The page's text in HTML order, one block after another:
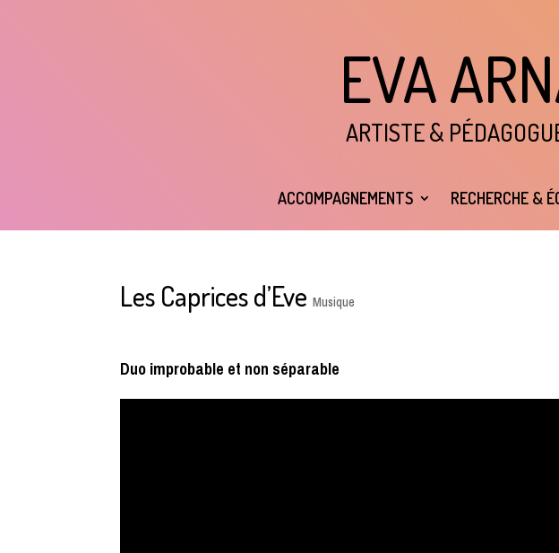
EVA
ARTISTE & PÉ
ACCOMPAGNEMENTS RECHERCHE &
Les Caprices d’Eve Musique
Duo improbable et non séparable